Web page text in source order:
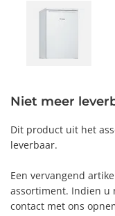
Niet meer
Dit product uit het
leverbaar.
Een vervangend
assortiment. Indien u
contact met ons